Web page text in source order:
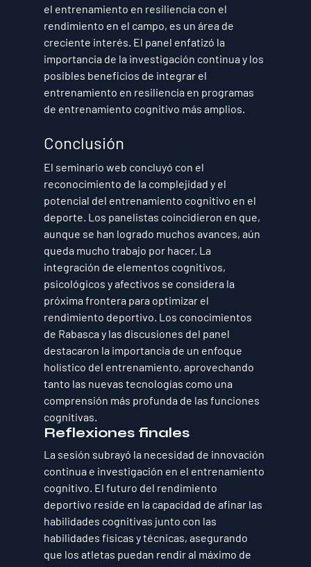
el entrenamiento en resiliencia con el
rendimiento en el campo, es un área de
creciente interés. El panel enfatizó la
importancia de la investigación continua y los
posibles beneficios de integrar el
entrenamiento en resiliencia en programas
de entrenamiento cognitivo más amplios.
Conclusión
El seminario web concluyó con el
reconocimiento de la complejidad y el
potencial del entrenamiento cognitivo en el
deporte. Los panelistas coincidieron en que,
aunque se han logrado muchos avances, aún
queda mucho trabajo por hacer. La
integración de elementos cognitivos,
psicológicos y afectivos se considera la
próxima frontera para optimizar el
rendimiento deportivo. Los conocimientos
de Rabasca y las discusiones del panel
destacaron la importancia de un enfoque
holístico del entrenamiento, aprovechando
tanto las nuevas tecnologías como una
comprensión más profunda de las funciones
cognitivas.
Reflexiones finales
La sesión subrayó la necesidad de innovación
continua e investigación en el entrenamiento
cognitivo. El futuro del rendimiento
deportivo reside en la capacidad de afinar las
habilidades cognitivas junto con las
habilidades físicas y técnicas, asegurando
que los atletas puedan rendir al máximo de